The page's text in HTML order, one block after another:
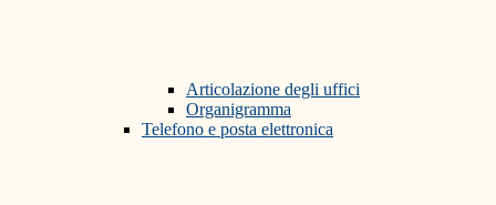
Articolazione degli uffici
Organigramma
Telefono e posta elettronica